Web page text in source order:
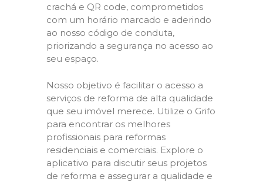
crachá e QR code, comprometidos
com um horário marcado e aderindo
ao nosso código de conduta,
priorizando a segurança no acesso ao
seu espaço.
Nosso objetivo é facilitar o acesso a
serviços de reforma de alta qualidade
que seu imóvel merece. Utilize o Grifo
para encontrar os melhores
profissionais para reformas
residenciais e comerciais. Explore o
aplicativo para discutir seus projetos
de reforma e assegurar a qualidade e